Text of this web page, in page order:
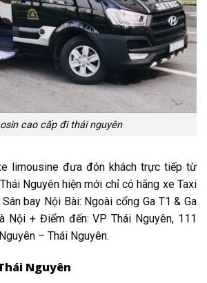
cao cấp đi thái nguyên
limousine đưa đón khách trực tiếp từ
Nguyên hiện mới chỉ có hãng xe Taxi
bay Nội Bài: Ngoài cổng Ga T1 & Ga
Nội + Điểm đến: VP Thái Nguyên, 111
– Thái Nguyên.
Nguyên